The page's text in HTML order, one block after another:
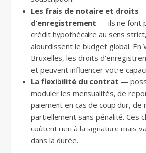
Les frais de notaire et droits
d’enregistrement — ils ne font
crédit hypothécaire au sens
alourdissent le budget global. En
Bruxelles, les droits
et peuvent influencer votre
La flexibilité du contrat —
moduler les mensualités, de
paiement en cas de coup dur, de
partiellement sans pénalité. Ces
coûtent rien à la signature mais
dans la durée.